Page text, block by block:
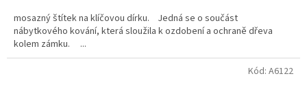
mosazný štítek na klíčovou dírku. Jedná se o součást
nábytkového kování, která sloužila k ozdobení a ochraně dřeva
kolem zámku. ...
Kód: A6122